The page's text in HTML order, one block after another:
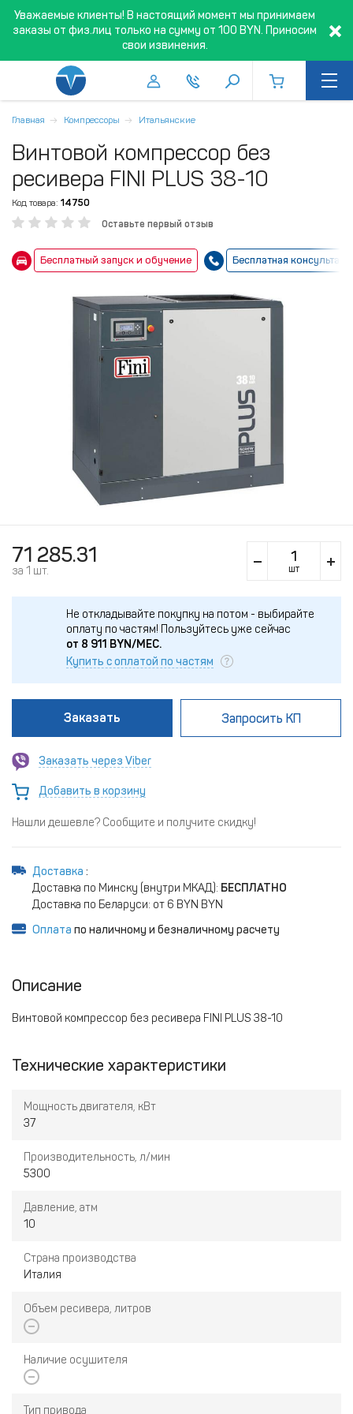
Уважаемые клиенты! В настоящий момент мы принимаем
заказы от физ.лиц только на сумму от 100 BYN. Приносим
свои извинения.
Главная Компрессоры Итальянские
Винтовой компрессор без
ресивера FINI PLUS 38-10
Код товара: 14750
Оставьте первый отзыв
Бесплатный запуск и обучение Бесплатная
71 285.31
за 1 шт. шт
Не откладывайте покупку на потом - выбирайте
оплату по частям! Пользуйтесь уже сейчас
от 8 911 BYN/МЕС.
Купить с оплатой по частям
Заказать Запросить КП
Заказать через Viber
Добавить в корзину
Нашли дешевле? Сообщите и получите скидку!
Доставка :
Доставка по Минску (внутри МКАД): БЕСПЛАТНО
Доставка по Беларуси: от 6 BYN BYN
Оплата по наличному и безналичному расчету
Описание
Винтовой компрессор без ресивера FINI PLUS 38-10
Технические характеристики
Мощность двигателя, кВт
37
Производительность, л/мин
5300
Давление, атм
10
Страна производства
Италия
Объем ресивера, литров
Наличие осушителя
Тип привода